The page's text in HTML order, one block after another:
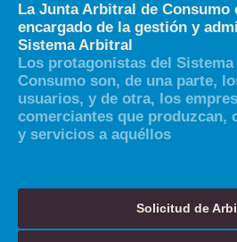
La Junta Arbitral de Consumo
encargado de la gestión y
Sistema Arbitral
Los protagonistas del
Consumo son, de una parte,
usuarios, y de otra, los
comerciantes que produzcan,
y servicios a aquéllos
Solicitud de